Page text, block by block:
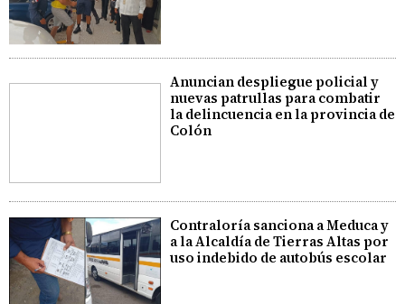
Anuncian despliegue policial y
nuevas patrullas para combatir
la delincuencia en la provincia de
Colón
Contraloría sanciona a Meduca y
a la Alcaldía de Tierras Altas por
uso indebido de autobús escolar